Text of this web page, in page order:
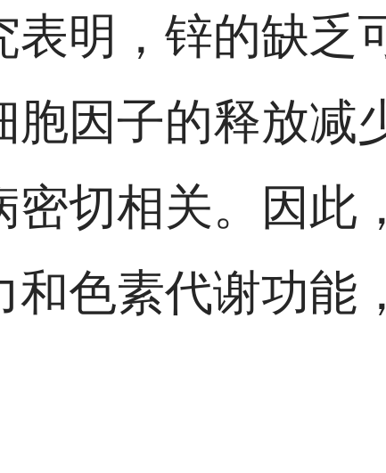
表明，锌的缺乏
胞因子的释放减
密切相关。因此
和色素代谢功能